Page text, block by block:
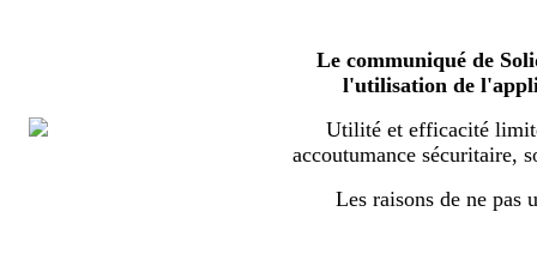
Le communiqué de
l'utilisation de
Utilité et efficacité
accoutumance sécuritaire,
Les raisons de ne pas